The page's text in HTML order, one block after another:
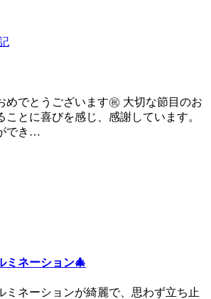
めでとうございます㊗️ 大切な節目のお
ことに喜びを感じ、感謝しています。
でき…
ミネーション🎄
ミネーションが綺麗で、思わず立ち止